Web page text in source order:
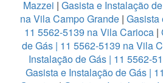
Mazzei | Gasista e Instalação
na Vila Campo Grande | Gasista
11 5562-5139 na Vila Carioca|
de Gás | 11 5562-5139 na Vila
Instalação de Gás | 11 5562-
Gasista e Instalação de Gás |